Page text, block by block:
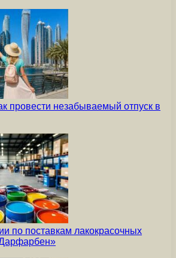
провести незабываемый отпуск в
по поставкам лакокрасочных